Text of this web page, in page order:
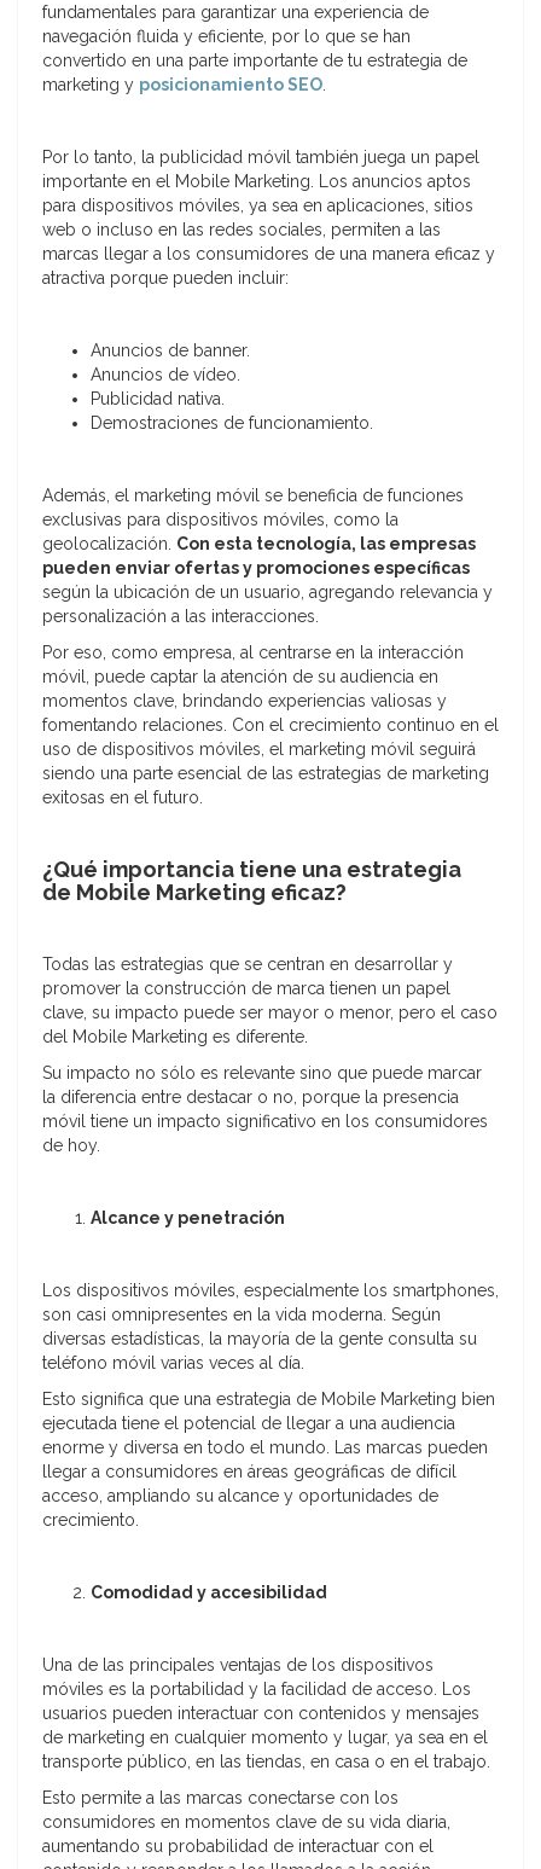
fundamentales para garantizar una experiencia de
navegación fluida y eficiente, por lo que se han
convertido en una parte importante de tu estrategia de
marketing y posicionamiento SEO.
Por lo tanto, la publicidad móvil también juega un papel
importante en el Mobile Marketing. Los anuncios aptos
para dispositivos móviles, ya sea en aplicaciones, sitios
web o incluso en las redes sociales, permiten a las
marcas llegar a los consumidores de una manera eficaz y
atractiva porque pueden incluir:
Anuncios de banner.
Anuncios de vídeo.
Publicidad nativa.
Demostraciones de funcionamiento.
Además, el marketing móvil se beneficia de funciones
exclusivas para dispositivos móviles, como la
geolocalización. Con esta tecnología, las empresas
pueden enviar ofertas y promociones específicas
según la ubicación de un usuario, agregando relevancia y
personalización a las interacciones.
Por eso, como empresa, al centrarse en la interacción
móvil, puede captar la atención de su audiencia en
momentos clave, brindando experiencias valiosas y
fomentando relaciones. Con el crecimiento continuo en el
uso de dispositivos móviles, el marketing móvil seguirá
siendo una parte esencial de las estrategias de marketing
exitosas en el futuro.
¿Qué importancia tiene una estrategia
de Mobile Marketing eficaz?
Todas las estrategias que se centran en desarrollar y
promover la construcción de marca tienen un papel
clave, su impacto puede ser mayor o menor, pero el caso
del Mobile Marketing es diferente.
Su impacto no sólo es relevante sino que puede marcar
la diferencia entre destacar o no, porque la presencia
móvil tiene un impacto significativo en los consumidores
de hoy.
Alcance y penetración
Los dispositivos móviles, especialmente los smartphones,
son casi omnipresentes en la vida moderna. Según
diversas estadísticas, la mayoría de la gente consulta su
teléfono móvil varias veces al día.
Esto significa que una estrategia de Mobile Marketing bien
ejecutada tiene el potencial de llegar a una audiencia
enorme y diversa en todo el mundo. Las marcas pueden
llegar a consumidores en áreas geográficas de difícil
acceso, ampliando su alcance y oportunidades de
crecimiento.
Comodidad y accesibilidad
Una de las principales ventajas de los dispositivos
móviles es la portabilidad y la facilidad de acceso. Los
usuarios pueden interactuar con contenidos y mensajes
de marketing en cualquier momento y lugar, ya sea en el
transporte público, en las tiendas, en casa o en el trabajo.
Esto permite a las marcas conectarse con los
consumidores en momentos clave de su vida diaria,
aumentando su probabilidad de interactuar con el